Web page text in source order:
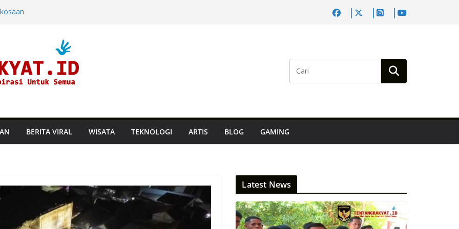
dan
di Hayam
Perusahaan
BERITA VIRAL WISATA TEKNOLOGI ARTIS BLOG GAMING
Latest News